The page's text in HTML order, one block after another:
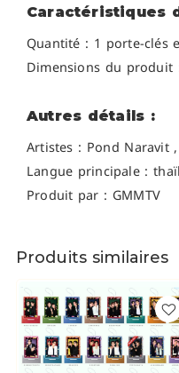
Caractéristiques
Quantité : 1 porte-clés
Dimensions du produit
Autres détails :
Artistes : Pond Naravit
Langue principale :
Produit par : GMMTV
Produits similaires